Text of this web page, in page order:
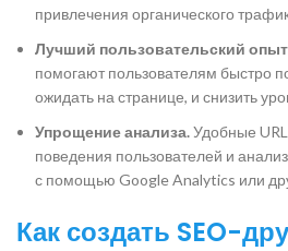
привлечения органического
Лучший пользовательский
помогают пользователям быстро
ожидать на странице, и снизить
Упрощение анализа.Удобные
поведения пользователей и
с помощью Google Analytics или
Как создать SEO-